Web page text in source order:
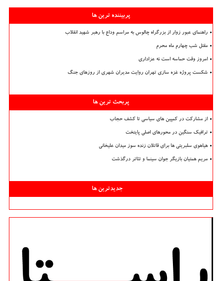
پربیننده ترین ها
راهنمای عبور زوار از بزرگراه چالوس به مراسم وداع با رهبر شهید انقلاب
مقتل شب چهارم ماه محرم
امروز وقت حماسه است نه عزاداری
شکست پروژه غزه سازی تهران روایت مدیران شهری از روزهای جنگ
پربحث ترین ها
از مشارکت در کمپین های سیاسی تا کشف حجاب
ترافیک سنگین در محورهای اصلی پایتخت
هیاهوی سلبریتی ها برای قاتلان زنده سوز میدان علیخانی
مریم همتیان بازیگر جوان سینما و تئاتر درگذشت
جدیدترین ها